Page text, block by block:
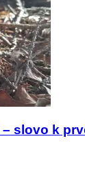
slovo k